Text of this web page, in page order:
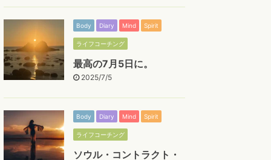
Body Diary Mind Spirit
ライフコーチング
最高の7月5日に。
2025/7/5
Body Diary Mind Spirit
ライフコーチング
ソウル・コントラクト・